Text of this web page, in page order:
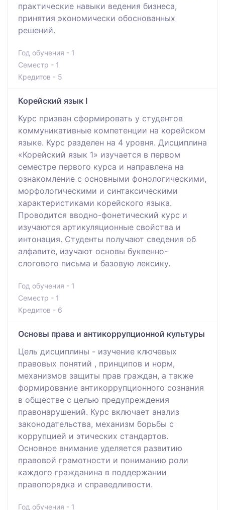
практические навыки ведения бизнеса,
принятия экономически обоснованных
решений.
Год обучения - 1
Семестр - 1
Кредитов - 5
Корейский язык I
Курс призван сформировать у студентов
коммуникативные компетенции на корейском
языке. Курс разделен на 4 уровня. Дисциплина
«Корейский язык 1» изучается в первом
семестре первого курса и направлена на
ознакомление с основными фонологическими,
морфологическими и синтаксическими
характеристиками корейского языка.
Проводится вводно-фонетический курс и
изучаются артикуляционные свойства и
интонация. Студенты получают сведения об
алфавите, изучают основы буквенно-
слогового письма и базовую лексику.
Год обучения - 1
Семестр - 1
Кредитов - 6
Основы права и антикоррупционной культуры
Цель дисциплины - изучение ключевых
правовых понятий , принципов и норм,
механизмов защиты прав граждан, а также
формирование антикоррупционного сознания
в обществе с целью предупреждения
правонарушений. Курс включает анализ
законодательства, механизм борьбы с
коррупцией и этических стандартов.
Основное внимание уделяется развитию
правовой грамотности и пониманию роли
каждого гражданина в поддержании
правопорядка и справедливости.
Год обучения - 1